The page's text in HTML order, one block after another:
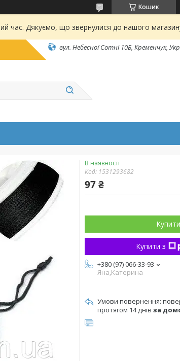
Кошик
час. Дякуємо, що звернулися до нашого
вул. Небесної Сотні 10Б, Кременчук,
В наявності
Код: 1531293682
97 ₴
Купити
Купити з
+380 (97) 066-33-93
Яна,Катерина
протягом 14 днів за